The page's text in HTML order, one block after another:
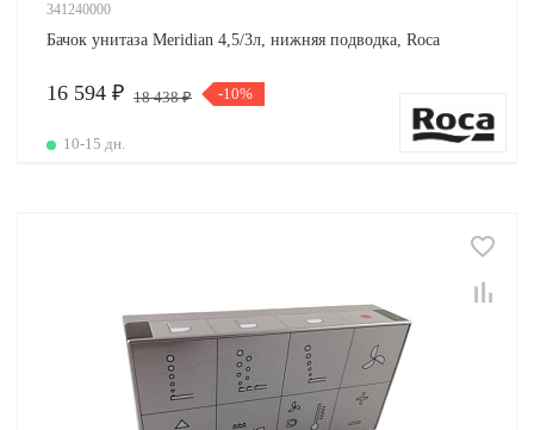
341240000
Бачок унитаза Meridian 4,5/3л, нижняя подводка, Roca
16 594 ₽ 18 438 ₽ -10%
10-15 дн.